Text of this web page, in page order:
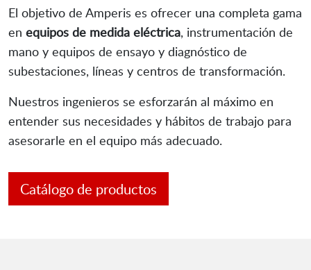
El objetivo de Amperis es ofrecer una completa gama
en equipos de medida eléctrica, instrumentación de
mano y equipos de ensayo y diagnóstico de
subestaciones, líneas y centros de transformación.
Nuestros ingenieros se esforzarán al máximo en
entender sus necesidades y hábitos de trabajo para
asesorarle en el equipo más adecuado.
Catálogo de productos